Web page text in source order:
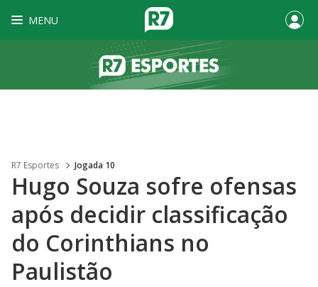
MENU
R7 Esportes Jogada 10
Hugo Souza sofre ofensas
após decidir classificação
do Corinthians no
Paulistão